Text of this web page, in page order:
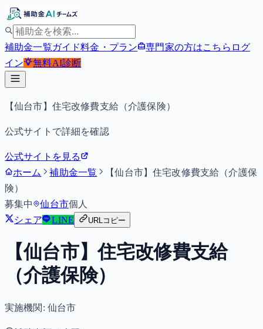
補助金一覧ガイド料金・プラン 専門家の方はこちら ログ
イン
無料AI診断
【仙台市】住宅改修費支給（介護保険）
公式サイトで詳細を確認
公式サイトを見る
ホーム
補助金一覧
【仙台市】住宅改修費支給（介護保
険）
募集中
仙台市個人
シェア
LINE URLコピー
【仙台市】住宅改修費支給
（介護保険）
実施機関: 仙台市